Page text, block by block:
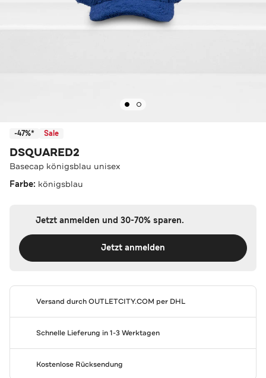
-47%* Sale
DSQUARED2
Basecap königsblau unisex
Farbe: königsblau
Jetzt anmelden und 30-70% sparen.
Jetzt anmelden
Versand durchOUTLETCITY.COM per DHL
Schnelle Lieferung in 1-3 Werktagen
Kostenlose Rücksendung